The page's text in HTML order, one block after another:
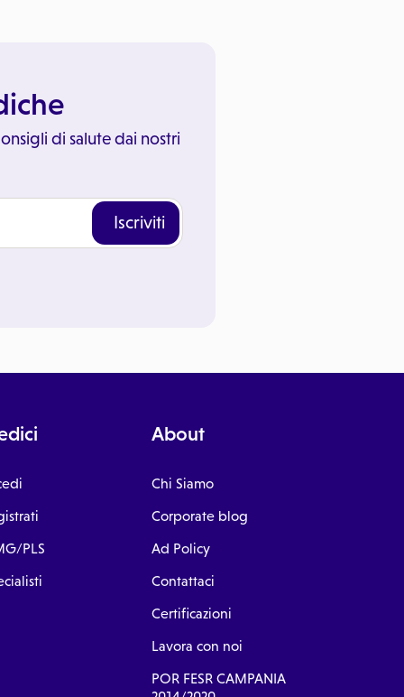
di salute dai nostri
Iscriviti
PLS
About
Chi Siamo
Corporate blog
Ad Policy
Contattaci
Certificazioni
Lavora con noi
POR FESR CAMPANIA